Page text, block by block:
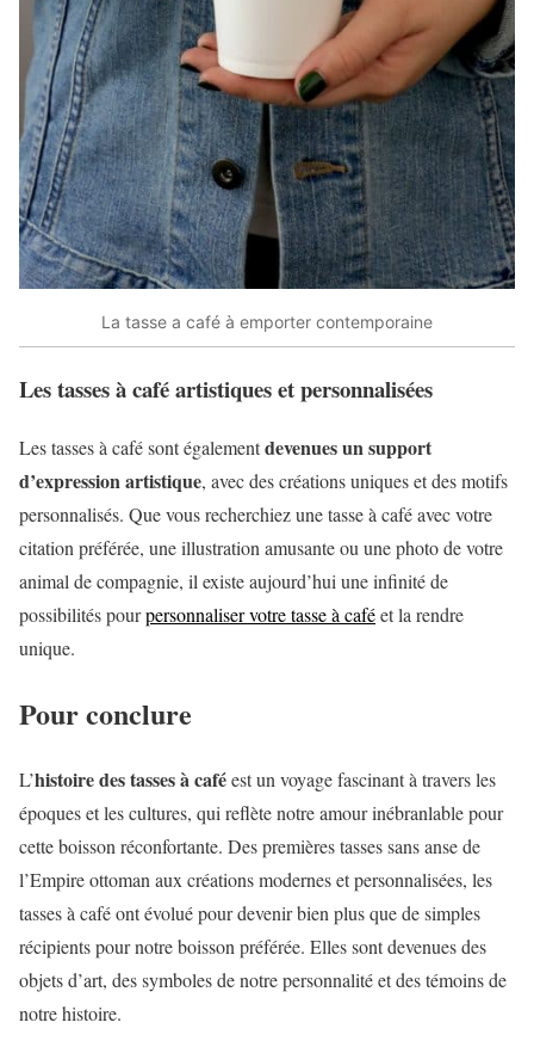
La tasse a café à emporter contemporaine
Les tasses à café artistiques et personnalisées
Les tasses à café sont égalementdevenues un support
d’expression artistique, avec des créations uniques et des motifs
personnalisés. Que vous recherchiez une tasse à café avec votre
citation préférée, une illustration amusante ou une photo de votre
animal de compagnie, il existe aujourd’hui une infinité de
possibilités pourpersonnaliser votre tasse à caféet la rendre
unique.
Pour conclure
L’histoire des tasses à caféest un voyage fascinant à travers les
époques et les cultures, qui reflète notre amour inébranlable pour
cette boisson réconfortante. Des premières tasses sans anse de
l’Empire ottoman aux créations modernes et personnalisées, les
tasses à café ont évolué pour devenir bien plus que de simples
récipients pour notre boisson préférée. Elles sont devenues des
objets d’art, des symboles de notre personnalité et des témoins de
notre histoire.